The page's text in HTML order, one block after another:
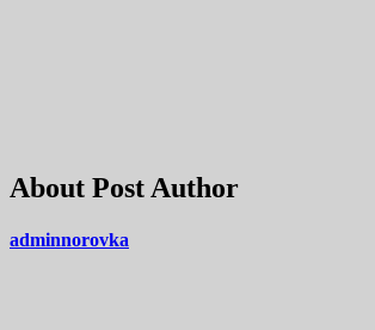
About Post Author
adminnorovka